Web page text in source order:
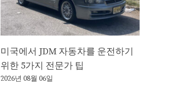
미국에서 JDM 자동차를 운전하기
위한 5가지 전문가 팁
2026년 08월 06일